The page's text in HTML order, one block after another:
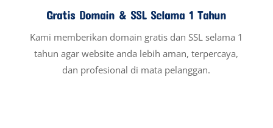
Gratis Domain & SSL Selama 1 Tahun
Kami memberikan domain gratis dan SSL selama 1
tahun agar website anda lebih aman, terpercaya,
dan profesional di mata pelanggan.